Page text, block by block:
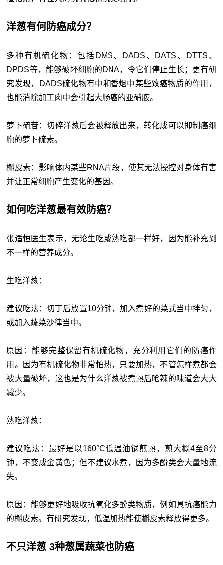
洋葱有何防癌成分？
多种有机硫化物：包括DMS、DADS、DATS、DTTS、
DPDS等，能够破坏细胞的DNA，令它们停止生长；更有研
究发现，DADS硫化物有中和香烟中某些致癌物质的作用，
也能消除加工肉中会引起大肠癌的亚硝胺。
萝卜硫苷：切碎洋葱后会被释放出来，转化成可以抑制癌细
胞的萝卜硫素。
槲皮素：影响体内某些RNA片段，使其无法操控对身体有害
并让正常细胞产生变化的基因。
如何吃洋葱最有效防癌？
张适恒医生表示，无论生吃或熟吃都一样好，因为能补充到
不一样的营养成分。
生吃洋葱：
建议吃法：切丁后放置10分钟，加入煮好的菜式当中拌匀，
或加入蔬菜沙律当中。
原因：能够完整保留有机硫化物，充分利用它们的防癌作
用。因为有机硫化物非常怕热，只要加热，不管怎样煮都会
被大量破坏，这也是为什么洋葱被煮熟后呛辣的味道会大大
减少。
熟吃洋葱：
建议吃法：最好是以160°C低温油锅煎熟，煎大概4至8分
钟，不变成金黄色；但不建议水煮，因为多酚类会大量地流
失。
原因：能够更好地吸收抗氧化多酚类物质，例如具抗癌能力
的槲皮素。有研究发现，低温加热能使槲皮素释放得更多。
不只洋葱 3种葱属蔬菜也防癌